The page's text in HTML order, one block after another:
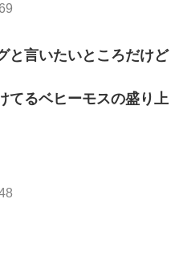
と言いたいところだけど
てるベヒーモスの盛り上